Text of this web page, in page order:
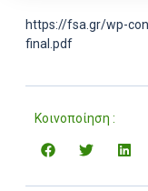
https://fsa.gr/wp-
final.pdf
Κοινοποίηση :